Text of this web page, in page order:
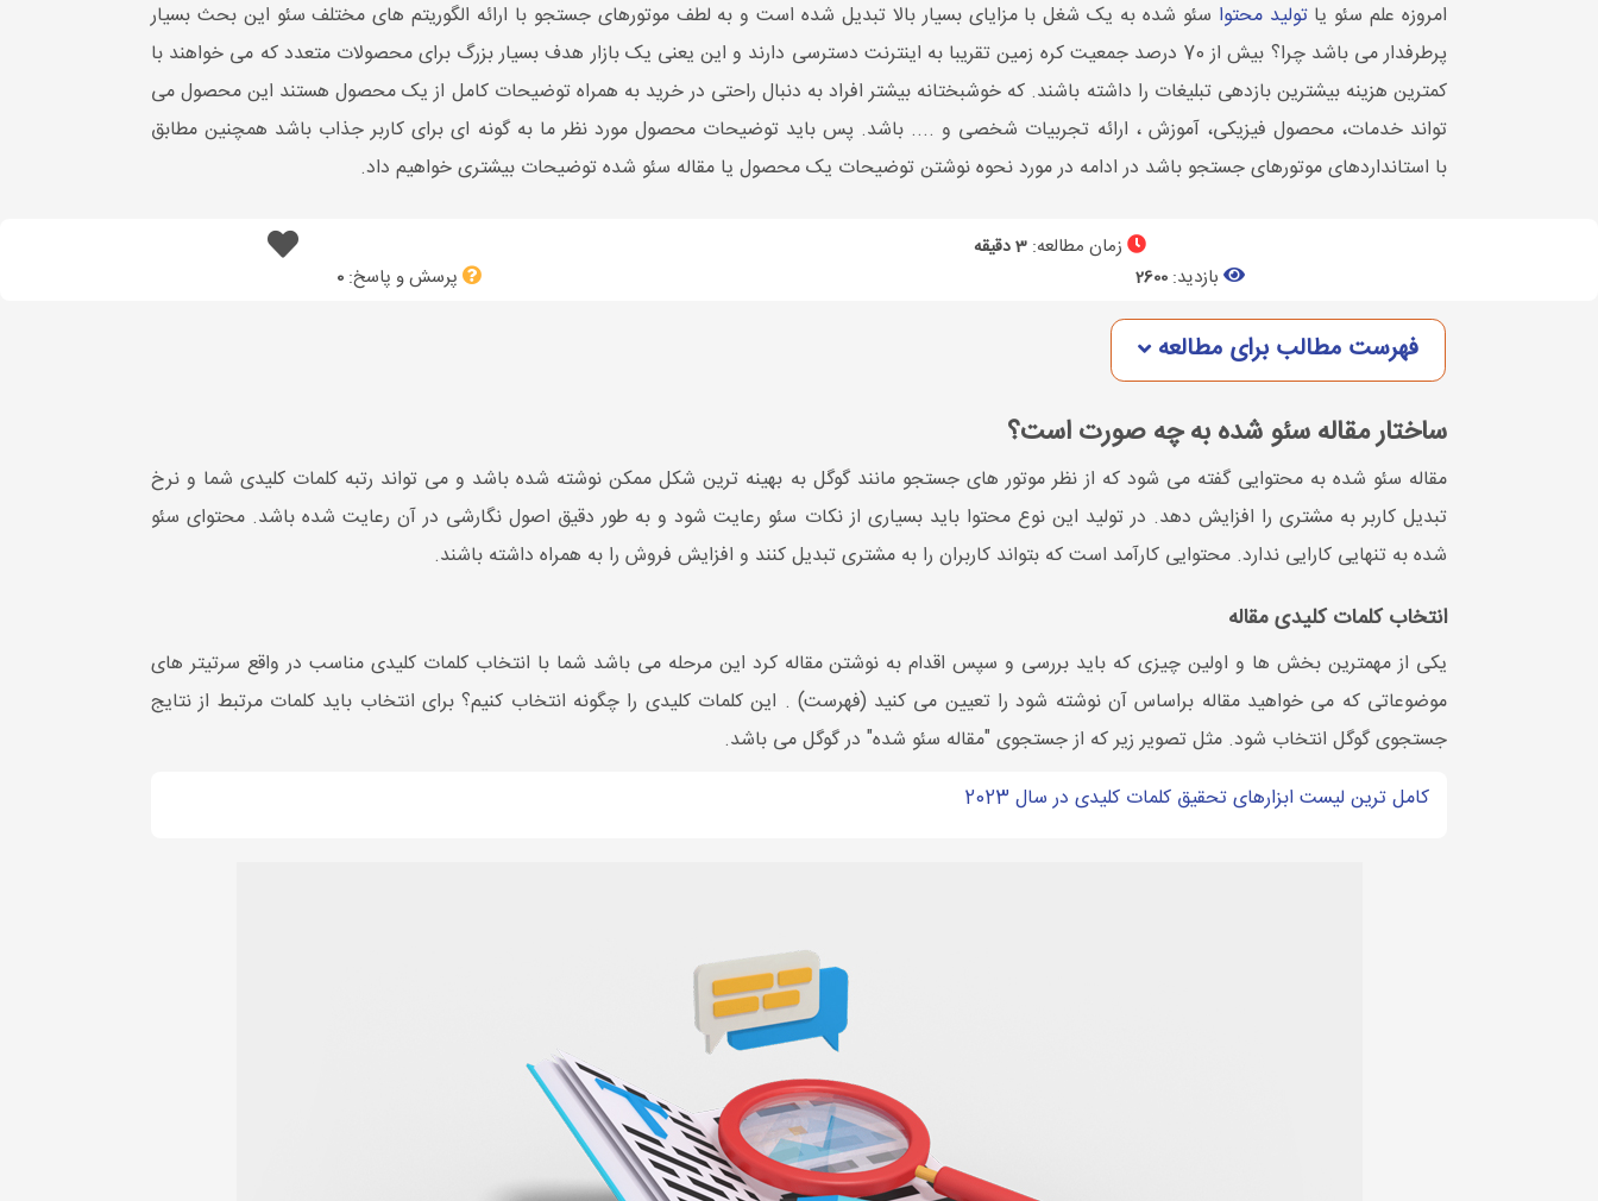
امروزه علم سئو یاتولید محتوا سئو شده به یک شغل با مزایای بسیار بالا تبدیل شده است و به لطف موتورهای جستجو با ارائه الگوریتم های مختلف سئو این بحث بسیار
پرطرفدار می باشد چرا؟ بیش از 70 درصد جمعیت کره زمین تقریبا به اینترنت دسترسی دارند و این یعنی یک بازار هدف بسیار بزرگ برای محصولات متعدد که می خواهند با
کمترین هزینه بیشترین بازدهی تبلیغات را داشته باشند. که خوشبختانه بیشتر افراد به دنبال راحتی در خرید به همراه توضیحات کامل از یک محصول هستند این محصول می
تواند خدمات، محصول فیزیکی، آموزش ، ارائه تجربیات شخصی و .... باشد. پس باید توضیحات محصول مورد نظر ما به گونه ای برای کاربر جذاب باشد همچنین مطابق
با استانداردهای موتورهای جستجو باشد در ادامه در مورد نحوه نوشتن توضیحات یک محصول یا مقاله سئو شده توضیحات بیشتری خواهیم داد.
زمان مطالعه:3 دقیقه
بازدید:2600 پرسش و پاسخ:0
فهرست مطالب برای مطالعه
ساختار مقاله سئو شده به چه صورت است؟
مقاله سئو شده به محتوایی گفته می شود که از نظر موتور های جستجو مانند گوگل به بهینه ترین شکل ممکن نوشته شده باشد و می تواند رتبه کلمات کلیدی شما و نرخ
تبدیل کاربر به مشتری را افزایش دهد. در تولید این نوع محتوا باید بسیاری از نکات سئو رعایت شود و به طور دقیق اصول نگارشی در آن رعایت شده باشد. محتوای سئو
شده به تنهایی کارایی ندارد. محتوایی کارآمد است که بتواند کاربران را به مشتری تبدیل کنند و افزایش فروش را به همراه داشته باشند.
انتخاب کلمات کلیدی مقاله
یکی از مهمترین بخش ها و اولین چیزی که باید بررسی و سپس اقدام به نوشتن مقاله کرد این مرحله می باشد شما با انتخاب کلمات کلیدی مناسب در واقع سرتیتر های
موضوعاتی که می خواهید مقاله براساس آن نوشته شود را تعیین می کنید (فهرست) . این کلمات کلیدی را چگونه انتخاب کنیم؟ برای انتخاب باید کلمات مرتبط از نتایج
جستجوی گوگل انتخاب شود. مثل تصویر زیر که از جستجوی "مقاله سئو شده" در گوگل می باشد.
کامل ترین لیست ابزارهای تحقیق کلمات کلیدی در سال 2023